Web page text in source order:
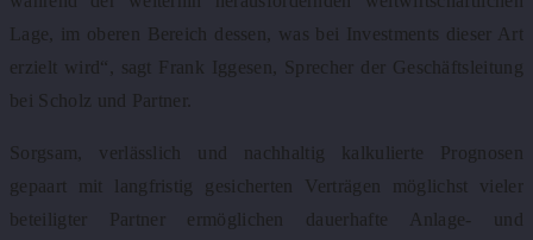
Lage, im oberen Bereich dessen, was bei Investments dieser Art
erzielt wird“, sagt Frank Iggesen, Sprecher der Geschäftsleitung
bei Scholz und Partner.
Sorgsam, verlässlich und nachhaltig kalkulierte Prognosen
gepaart mit langfristig gesicherten Verträgen möglichst vieler
beteiligter Partner ermöglichen dauerhafte Anlage- und